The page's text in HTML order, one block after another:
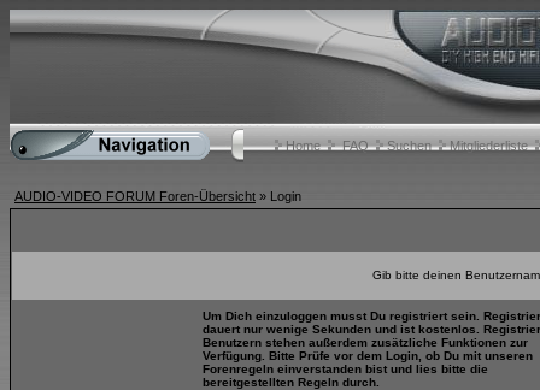
Home FAQ Suchen Mitgliederliste
AUDIO-VIDEO FORUM Foren-Übersicht » Login
Gib bitte deinen
Um Dich einzuloggen musst Du registriert sein.
dauert nur wenige Sekunden und ist kostenlos.
Benutzern stehen außerdem zusätzliche Funktionen zur
Verfügung. Bitte Prüfe vor dem Login, ob Du mit unseren
Forenregeln einverstanden bist und lies bitte die
bereitgestellten Regeln durch.